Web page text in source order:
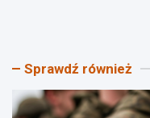
k
a
t
e
z
e
Sprawdź również